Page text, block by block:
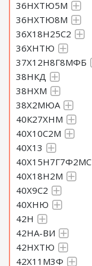
36НХТЮ5М
36НХТЮ8М
36Х18Н25С2
36ХНТЮ
37Х12Н8Г8МФБ
38НКД
38НХМ
38Х2МЮА
40К27ХНМ
40Х10С2М
40Х13
40Х15Н7Г7Ф2МС
40Х18Н2М
40Х9С2
40ХНЮ
42Н
42НА-ВИ
42НХТЮ
42Х11М3Ф